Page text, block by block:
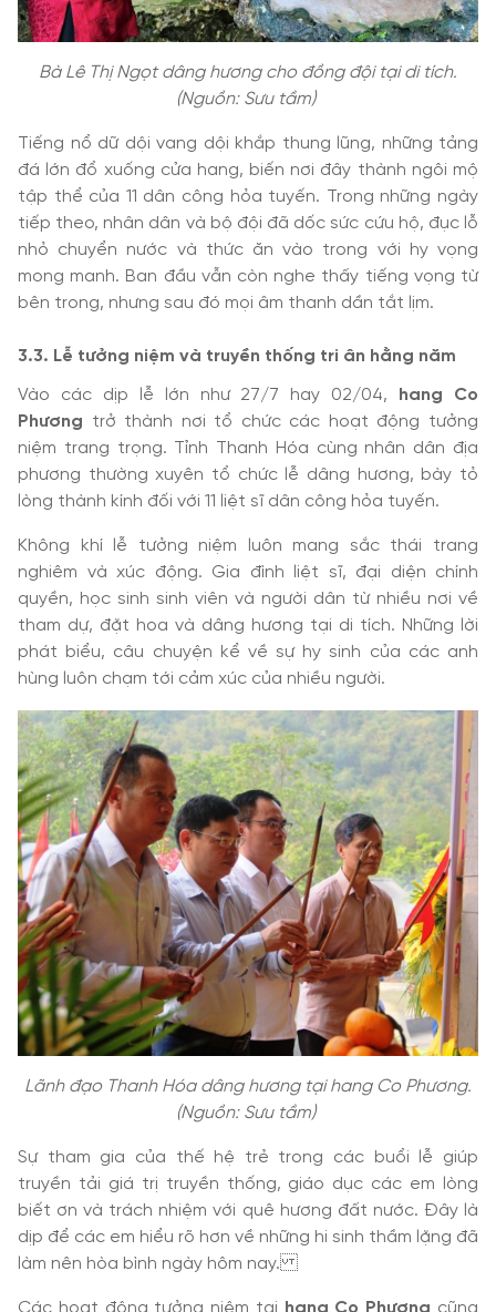
Bà Lê Thị Ngọt dâng hương cho đồng đội tại di tích.
(Nguồn: Sưu tầm)
Tiếng nổ dữ dội vang dội khắp thung lũng, những tảng
đá lớn đổ xuống cửa hang, biến nơi đây thành ngôi mộ
tập thể của 11 dân công hỏa tuyến. Trong những ngày
tiếp theo, nhân dân và bộ đội đã dốc sức cứu hộ, đục lỗ
nhỏ chuyển nước và thức ăn vào trong với hy vọng
mong manh. Ban đầu vẫn còn nghe thấy tiếng vọng từ
bên trong, nhưng sau đó mọi âm thanh dần tắt lịm.
3.3. Lễ tưởng niệm và truyền thống tri ân hằng năm
Vào các dịp lễ lớn như 27/7 hay 02/04,
hang Co
Phương trở thành nơi tổ chức các hoạt động tưởng
niệm trang trọng. Tỉnh Thanh Hóa cùng nhân dân địa
phương thường xuyên tổ chức lễ dâng hương, bày tỏ
lòng thành kính đối với 11 liệt sĩ dân công hỏa tuyến.
Không khí lễ tưởng niệm luôn mang sắc thái trang
nghiêm và xúc động. Gia đình liệt sĩ, đại diện chính
quyền, học sinh sinh viên và người dân từ nhiều nơi về
tham dự, đặt hoa và dâng hương tại di tích. Những lời
phát biểu, câu chuyện kể về sự hy sinh của các anh
hùng luôn chạm tới cảm xúc của nhiều người.
Lãnh đạo Thanh Hóa dâng hương tại hang Co Phương.
(Nguồn: Sưu tầm)
Sự tham gia của thế hệ trẻ trong các buổi lễ giúp
truyền tải giá trị truyền thống, giáo dục các em lòng
biết ơn và trách nhiệm với quê hương đất nước. Đây là
dịp để các em hiểu rõ hơn về những hi sinh thầm lặng đã
làm nên hòa bình ngày hôm nay.
Các hoạt động tưởng niệm tại hang Co Phương cũng